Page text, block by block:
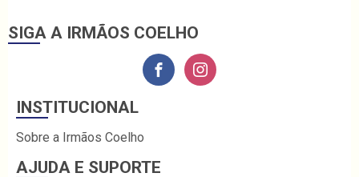
SIGA A IRMÃOS COELHO
INSTITUCIONAL
Sobre a Irmãos Coelho
AJUDA E SUPORTE